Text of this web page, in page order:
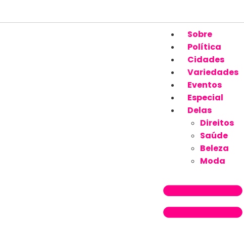
Sobre
Política
Cidades
Variedades
Eventos
Especial
Delas
Direitos
Saúde
Beleza
Moda